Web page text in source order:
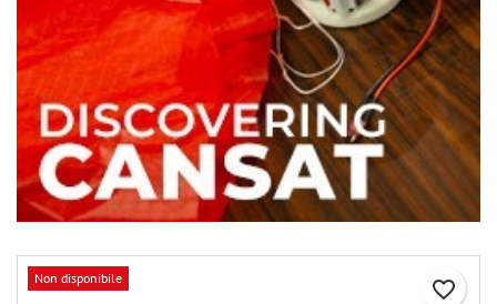
Non disponibile favorite_border